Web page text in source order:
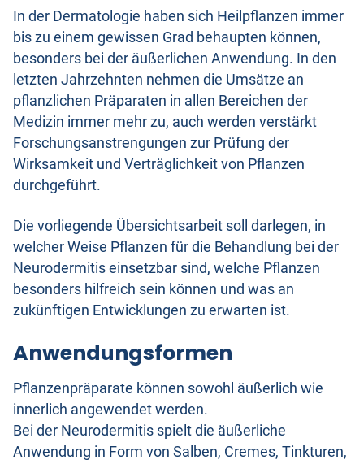
In der Dermatologie haben sich Heilpflanzen immer
bis zu einem gewissen Grad behaupten können,
besonders bei der äußerlichen Anwendung. In den
letzten Jahrzehnten nehmen die Umsätze an
pflanzlichen Präparaten in allen Bereichen der
Medizin immer mehr zu, auch werden verstärkt
Forschungsanstrengungen zur Prüfung der
Wirksamkeit und Verträglichkeit von Pflanzen
durchgeführt.
Die vorliegende Übersichtsarbeit soll darlegen, in
welcher Weise Pflanzen für die Behandlung bei der
Neurodermitis einsetzbar sind, welche Pflanzen
besonders hilfreich sein können und was an
zukünftigen Entwicklungen zu erwarten ist.
Anwendungsformen
Pflanzenpräparate können sowohl äußerlich wie
innerlich angewendet werden.
Bei der Neurodermitis spielt die äußerliche
Anwendung in Form von Salben, Cremes, Tinkturen,